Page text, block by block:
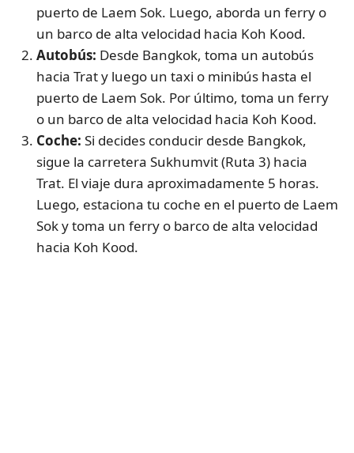
puerto de Laem Sok. Luego, aborda un ferry o
un barco de alta velocidad hacia Koh Kood.
Autobús: Desde Bangkok, toma un autobús
hacia Trat y luego un taxi o minibús hasta el
puerto de Laem Sok. Por último, toma un ferry
o un barco de alta velocidad hacia Koh Kood.
Coche: Si decides conducir desde Bangkok,
sigue la carretera Sukhumvit (Ruta 3) hacia
Trat. El viaje dura aproximadamente 5 horas.
Luego, estaciona tu coche en el puerto de Laem
Sok y toma un ferry o barco de alta velocidad
hacia Koh Kood.